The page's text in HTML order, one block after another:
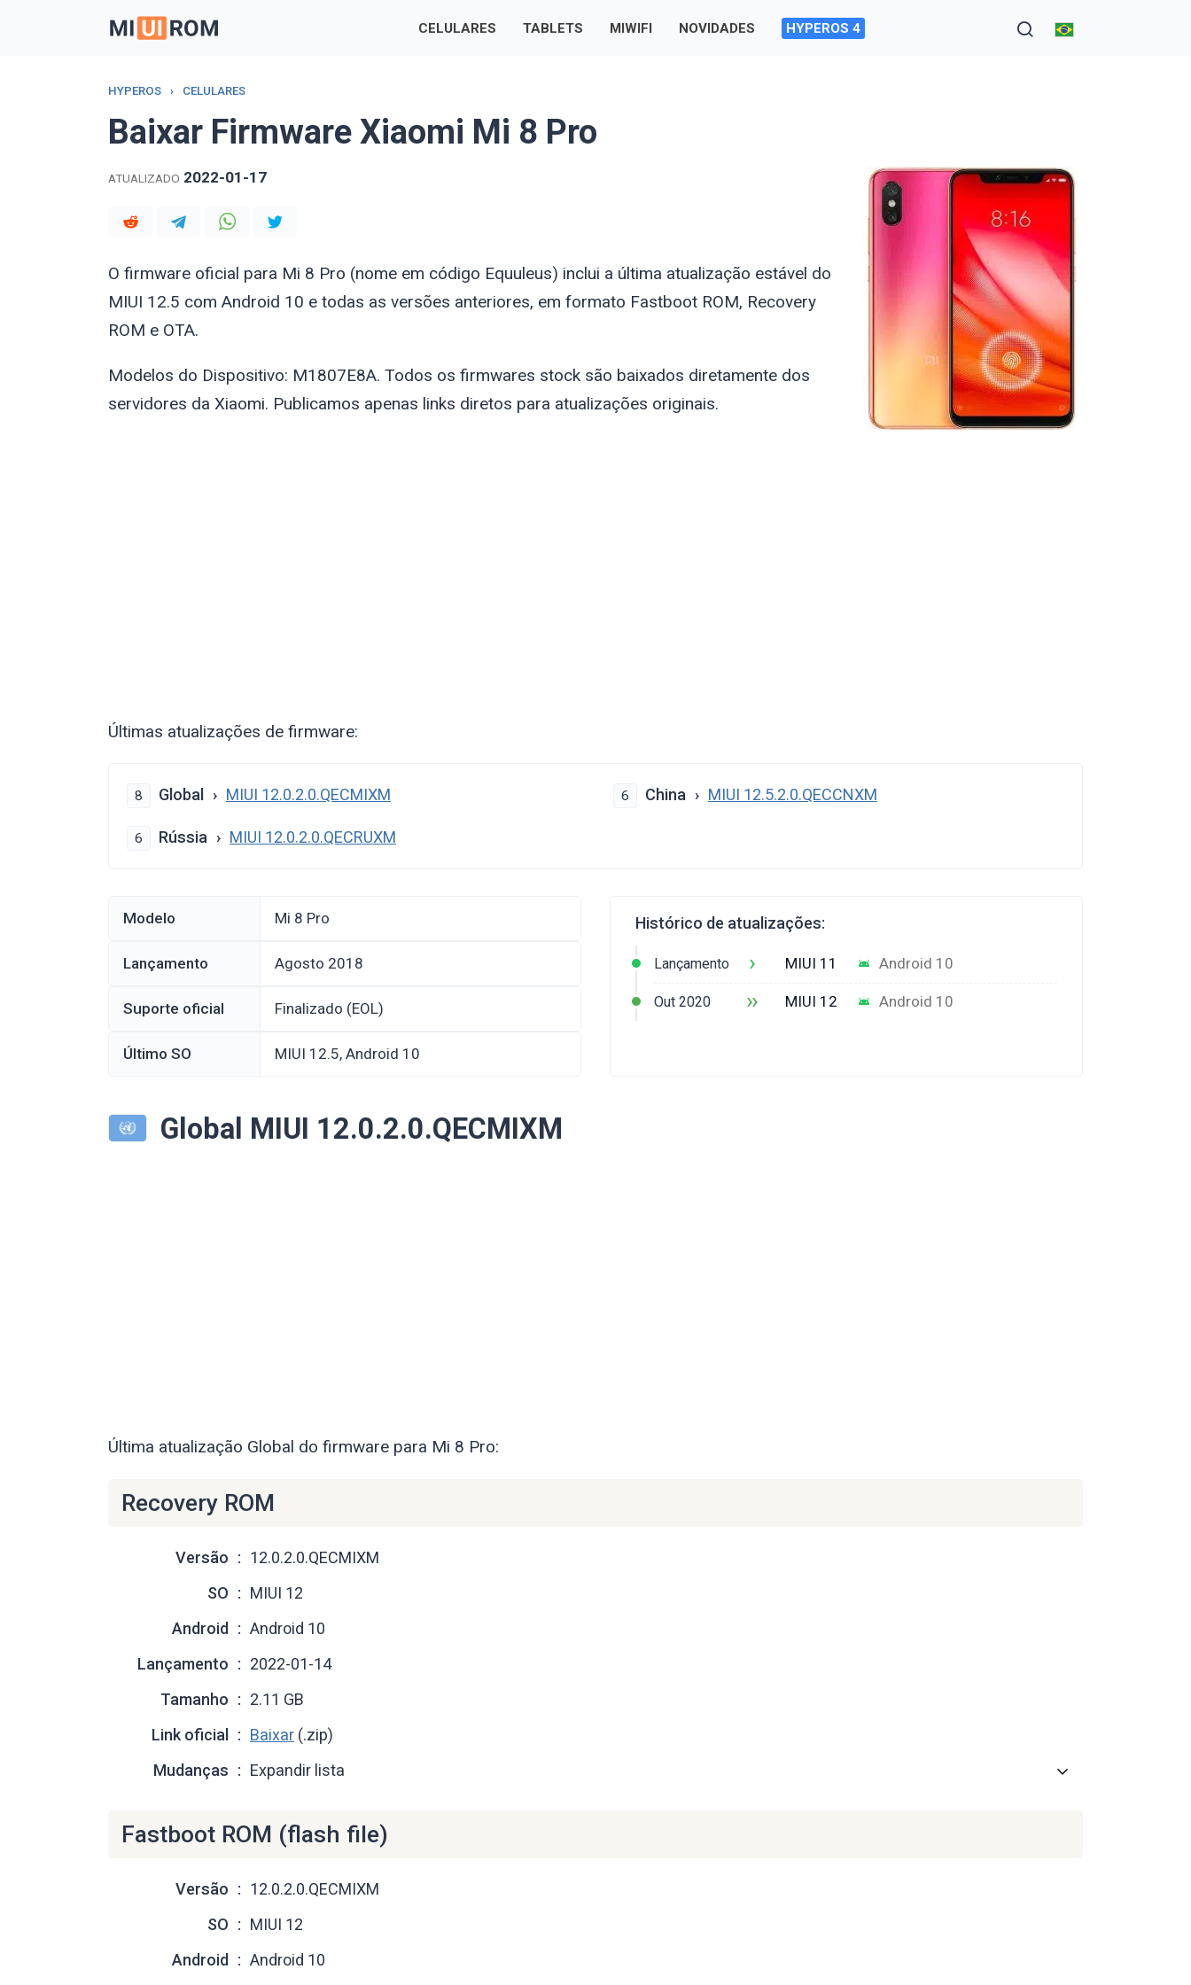
CELULARES TABLETS MIWIFI NOVIDADES HYPEROS 4
HYPEROS › CELULARES
Baixar Firmware Xiaomi Mi 8 Pro
ATUALIZADO 2022-01-17
O firmware oficial para Mi 8 Pro (nome em código Equuleus) inclui a última atualização estável do
MIUI 12.5 com Android 10 e todas as versões anteriores, em formato Fastboot ROM, Recovery
ROM e OTA.
Modelos do Dispositivo: M1807E8A. Todos os firmwares stock são baixados diretamente dos
servidores da Xiaomi. Publicamos apenas links diretos para atualizações originais.
Últimas atualizações de firmware:
8 Global MIUI 12.0.2.0.QECMIXM 6 China MIUI 12.5.2.0.QECCNXM
6 Rússia MIUI 12.0.2.0.QECRUXM
Modelo Mi 8 Pro
Lançamento agosto 2018
Suporte oficial Finalizado (EOL)
Último SO MIUI 12.5, Android 10
Histórico de atualizações:
Lançamento › MIUI 11 Android 10
Out 2020 ›› MIUI 12 Android 10
Global MIUI 12.0.2.0.QECMIXM
Última atualização Global do firmware para Mi 8 Pro:
Recovery ROM
Versão
12.0.2.0.QECMIXM
SO
MIUI 12
Android
Android 10
Lançamento
2022-01-14
Tamanho
2.11 GB
Link oficial
Baixar (.zip)
Mudanças
Expandir lista
Fastboot ROM (flash file)
Versão
12.0.2.0.QECMIXM
SO
MIUI 12
Android
Android 10